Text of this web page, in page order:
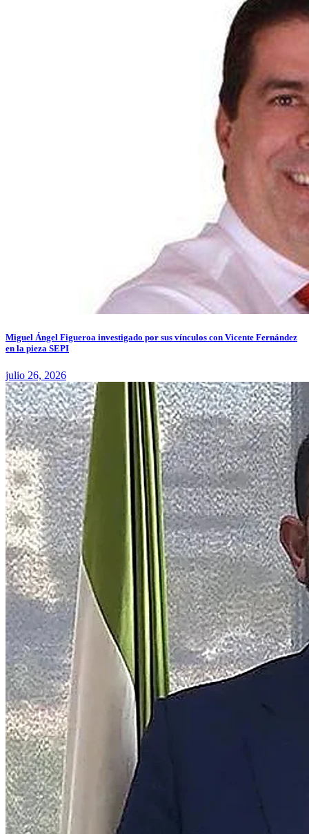
Miguel Ángel Figueroa investigado por sus vínculos con Vicente Fernández
en la pieza SEPI
julio 26, 2026